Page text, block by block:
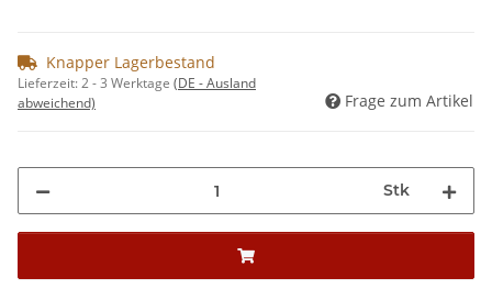
Knapper Lagerbestand
Lieferzeit:2 - 3 Werktage (DE - Ausland
abweichend)
Frage zum Artikel
Stk